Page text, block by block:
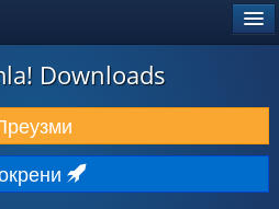
(ЕКСТЕНЗИЈЕ)
Downloads